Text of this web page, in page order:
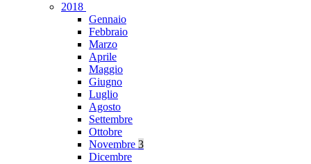
2018
Gennaio
Febbraio
Marzo
Aprile
Maggio
Giugno
Luglio
Agosto
Settembre
Ottobre
Novembre 3
Dicembre